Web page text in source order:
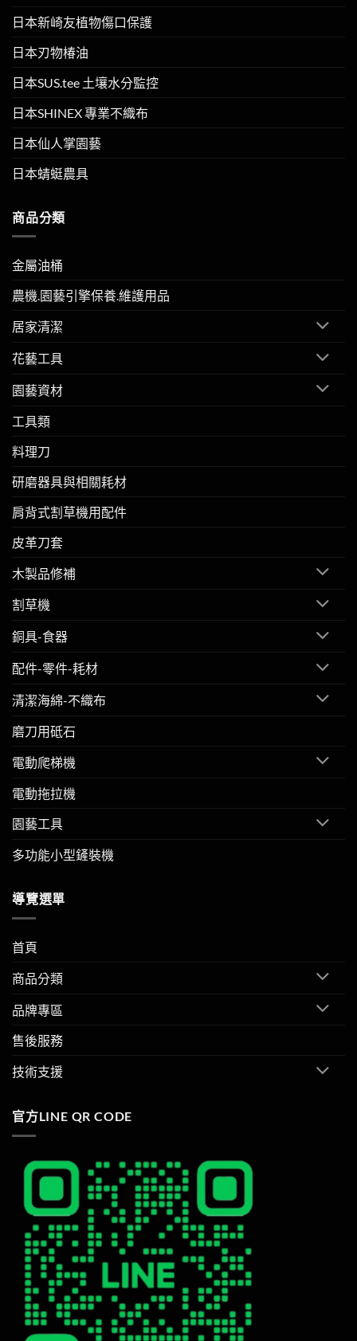
日本新崎友植物傷口保護
日本刃物椿油
日本SUS.tee 土壤水分監控
日本SHINEX 專業不織布
日本仙人掌園藝
日本蜻蜓農具
商品分類
金屬油桶
農機.園藝引擎保養.維護用品
居家清潔
花藝工具
園藝資材
工具類
料理刀
研磨器具與相關耗材
肩背式割草機用配件
皮革刀套
木製品修補
割草機
銅具-食器
配件-零件-耗材
清潔海綿-不織布
磨刀用砥石
電動爬梯機
電動拖拉機
園藝工具
多功能小型鏟裝機
導覽選單
首頁
商品分類
品牌專區
售後服務
技術支援
官方LINE QR CODE